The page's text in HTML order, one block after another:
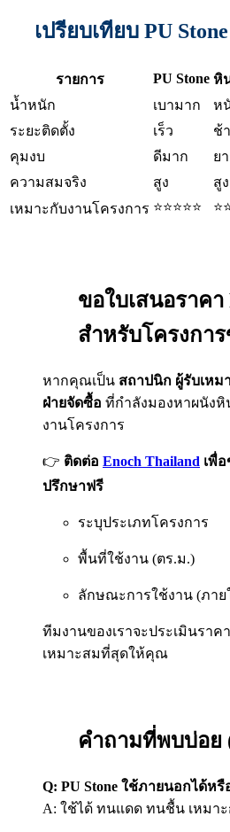
เปรียบเทียบ PU
รายการ PU Stone หิ
น้ำหนัก
เบามาก ห
ระยะติดตั้ง
เร็ว ช้า
คุมงบ
ดีมาก ย
ความสมจริง
สูง สู
เหมาะกับงานโครงการ ⭐⭐⭐⭐⭐
ขอใบเสนอราคา
สำหรับโครงกา
หากคุณเป็น สถาปนิก ผู้รับเหม
ฝ่ายจัดซื้อ ที่กำลังมองหาผนัง
งานโครงการ
👉 ติดต่อ Enoch Thailand เพื่
ปรึกษาฟรี
ระบุประเภทโครงการ
พื้นที่ใช้งาน (ตร.ม.)
ลักษณะการใช้งาน (ภาย
ทีมงานของเราจะประเมินรา
เหมาะสมที่สุดให้คุณ
คำถามที่พบบ่อย
Q: PU Stone ใช้ภายนอกได้หรื
A: ใช้ได้ ทนแดด ทนชื้น เหมา